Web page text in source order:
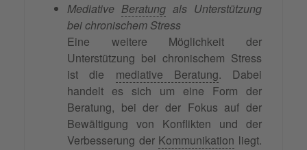
Mediative Beratung als Unterstützung
bei chronischem Stress
Eine weitere Möglichkeit der
Unterstützung bei chronischem Stress
ist die mediative Beratung. Dabei
handelt es sich um eine Form der
Beratung, bei der der Fokus auf der
Bewältigung von Konflikten und der
Verbesserung der Kommunikation liegt.